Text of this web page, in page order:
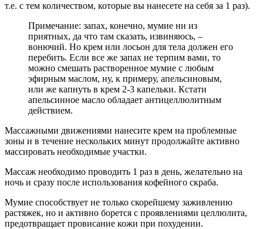
т.е. с тем количеством, которые вы нанесете на себя за 1 раз).
Примечание: запах, конечно, мумие ни из
приятных, да что там сказать, извиняюсь, –
вонючий. Но крем или лосьон для тела должен его
перебить. Если все же запах не терпим вами, то
можно смешать растворенное мумие с любым
эфирным маслом, ну, к примеру, апельсиновым,
или же капнуть в крем 2-3 капельки. Кстати
апельсинное масло обладает антицеллюлитным
действием.
Массажными движениями нанесите крем на проблемные
зоны и в течение нескольких минут продолжайте активно
массировать необходимые участки.
Массаж необходимо проводить 1 раз в день, желательно на
ночь и сразу после использования кофейного скраба.
Мумие способствует не только скорейшему заживлению
растяжек, но и активно борется с проявлениями целлюлита,
предотвращает провисание кожи при похудении.